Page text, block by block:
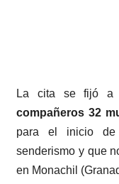
La cita se fijó a
compañeros 32
para el inicio de
senderismo y que
en Monachil